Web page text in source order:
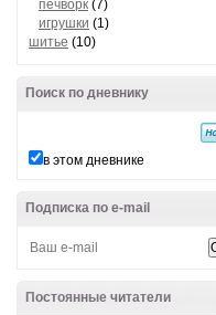
печворк (7)
игрушки (1)
шитье (10)
Поиск по дневнику
в этом дневнике
Подписка по e-mail
Постоянные читатели